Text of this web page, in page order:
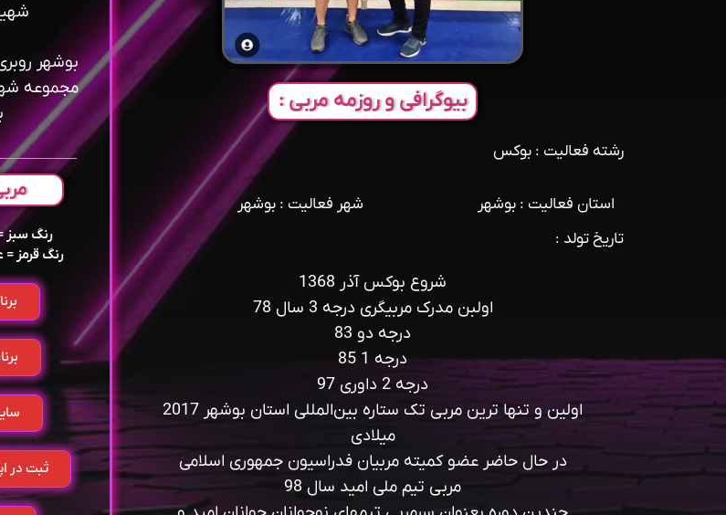
بیوگرافی و روزمه مربی :
رشته فعالیت : بوکس
استان فعالیت : بوشهر
شهر فعالیت : بوشهر
تاریخ تولد :
شروع بوکس آذر 1368
اولبن مدرک مربیگری درجه 3 سال 78
درجه دو 83
درجه 1 85
درجه 2 داوری 97
اولین و تنها ترین مربی تک ستاره بین‌المللی استان بوشهر 2017
میلادی
در حال حاضر عضو کمیته مربیان فدراسیون جمهوری اسلامی
مربی تیم ملی امید سال 98
بوشهر
مجموعه
رنگ سبز
رنگ قرمز
ثبت در